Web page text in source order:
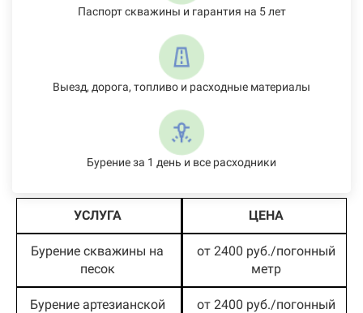
Паспорт скважины и гарантия на 5 лет
Выезд, дорога, топливо и расходные материалы
Бурение за 1 день и все расходники
УСЛУГА ЦЕНА
Бурение скважины на
песок
от 2400 руб./погонный
метр
Бурение артезианской
от 2400 руб./погонный